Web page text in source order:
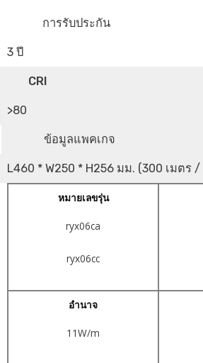
การรับประกัน
3 ปี
CRI
>80
ข้อมูลแพคเกจ
L460 * W250 * H256 มม. (300 เมตร
หมายเลขรุ่น
ryx06ca
ryx06cc
อำนาจ
11W/m